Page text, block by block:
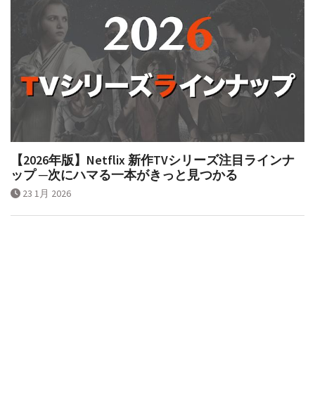
【2026年版】Netflix 新作TVシリーズ注目ラインナ
ップ ─次にハマる一本がきっと見つかる
23 1月 2026